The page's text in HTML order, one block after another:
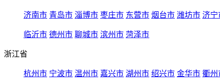
济南市 青岛市 淄博市 枣庄市 东营市 烟台市 潍坊市 济宁
临沂市 德州市 聊城市 滨州市 菏泽市
浙江省
杭州市 宁波市 温州市 嘉兴市 湖州市 绍兴市 金华市 衢州